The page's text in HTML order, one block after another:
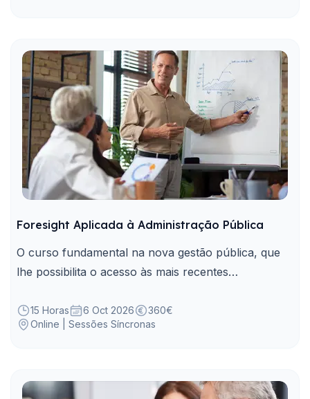
Foresight Aplicada à Administração Pública
O curso fundamental na nova gestão pública, que
lhe possibilita o acesso às mais recentes
na AP para mapear sinais, tendências, e construir
cenários.
15 Horas 6 Oct 2026
360€
Online | Sessões Síncronas